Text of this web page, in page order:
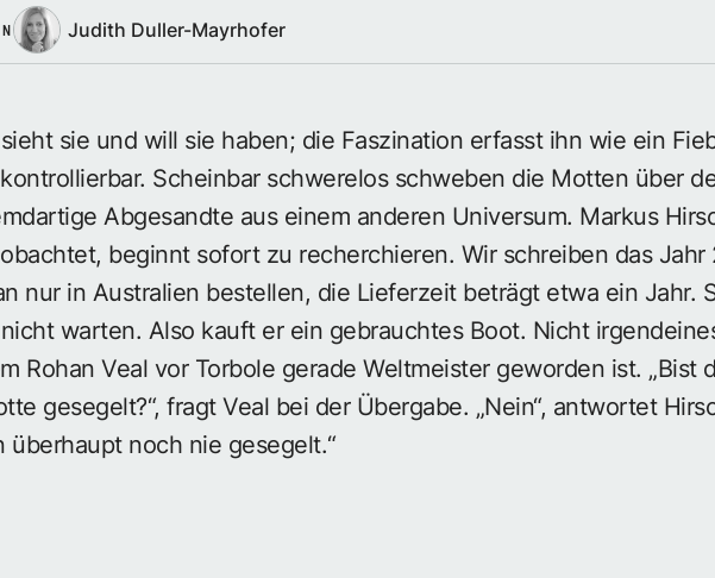
Judith Duller-Mayrhofer
sie und will sie haben; die Faszination erfasst ihn wie ein
Scheinbar schwerelos schweben die Motten über
Abgesandte aus einem anderen Universum. Markus
beginnt sofort zu recherchieren. Wir schreiben das
nur in Australien bestellen, die Lieferzeit beträgt etwa ein Jahr.
warten. Also kauft er ein gebrauchtes Boot. Nicht
Rohan Veal vor Torbole gerade Weltmeister geworden ist. „Bist
gesegelt?“, fragt Veal bei der Übergabe. „Nein“, antwortet
überhaupt noch nie gesegelt.“